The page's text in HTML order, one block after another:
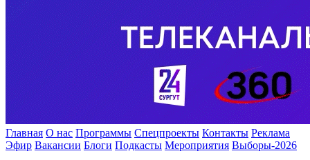
Главная О нас Программы Спецпроекты Контакты Реклама
Эфир Вакансии Блоги Подкасты Мероприятия Выборы-2026